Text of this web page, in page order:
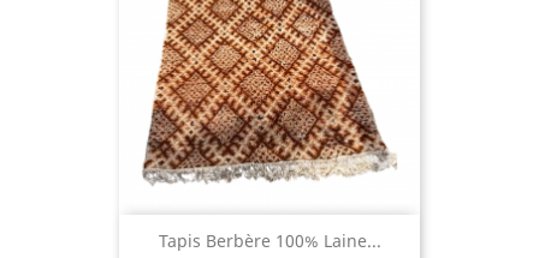
Tapis Berbère 100% Laine...